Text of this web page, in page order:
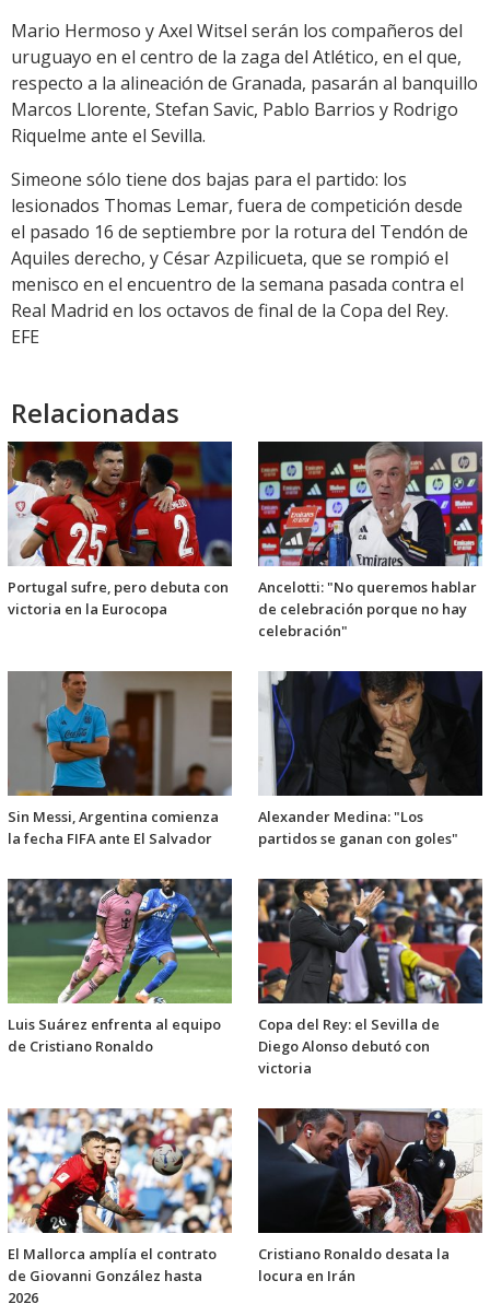
Mario Hermoso y Axel Witsel serán los compañeros del
uruguayo en el centro de la zaga del Atlético, en el que,
respecto a la alineación de Granada, pasarán al banquillo
Marcos Llorente, Stefan Savic, Pablo Barrios y Rodrigo
Riquelme ante el Sevilla.
Simeone sólo tiene dos bajas para el partido: los
lesionados Thomas Lemar, fuera de competición desde
el pasado 16 de septiembre por la rotura del Tendón de
Aquiles derecho, y César Azpilicueta, que se rompió el
menisco en el encuentro de la semana pasada contra el
Real Madrid en los octavos de final de la Copa del Rey.
EFE
Relacionadas
Portugal sufre, pero debuta con
victoria en la Eurocopa
Ancelotti: "No queremos hablar
de celebración porque no hay
celebración"
Sin Messi, Argentina comienza
la fecha FIFA ante El Salvador
Alexander Medina: "Los
partidos se ganan con goles"
Luis Suárez enfrenta al equipo
de Cristiano Ronaldo
Copa del Rey: el Sevilla de
Diego Alonso debutó con
victoria
El Mallorca amplía el contrato
de Giovanni González hasta
2026
Cristiano Ronaldo desata la
locura en Irán